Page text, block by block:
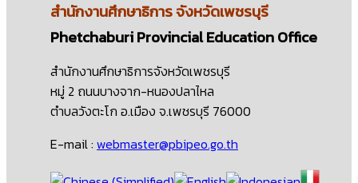
สำนักงานศึกษาธิการจังหวัดเพชรบุรี
Phetchaburi Provincial Education Office
สำนักงานศึกษาธิการจังหวัดเพชรบุรี
หมู่ 2 ถนนบางจาก-หนองปลาไหล
ตำบลวังตะโก อ.เมือง จ.เพชรบุรี 76000
E-mail : webmaster@pbipeo.go.th